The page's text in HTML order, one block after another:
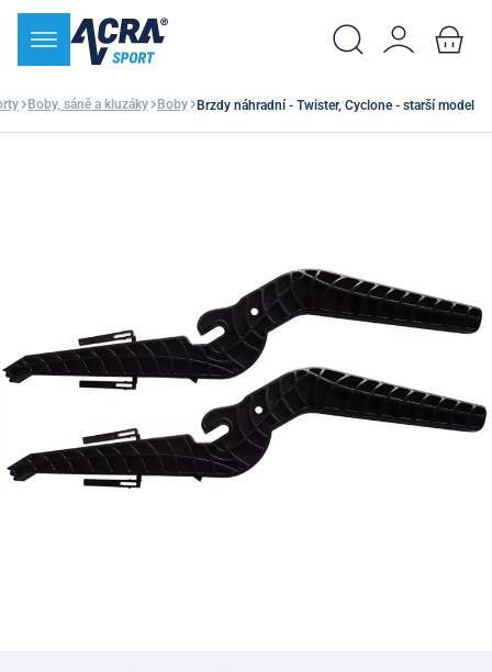
Boby, sáně a kluzáky Boby Brzdy náhradní - Twister, Cyclone - starší model